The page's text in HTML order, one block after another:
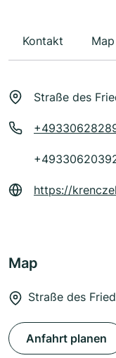
Kontakt Map
Straße des
https://
Map
Straße des
Anfahrt planen